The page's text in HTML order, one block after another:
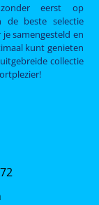
eerst op
de beste selectie
samengesteld en
kunt genieten
collectie